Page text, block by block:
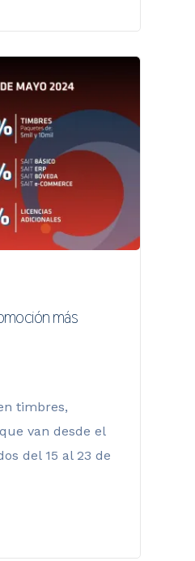
más
timbres,
van desde el
del 15 al 23 de